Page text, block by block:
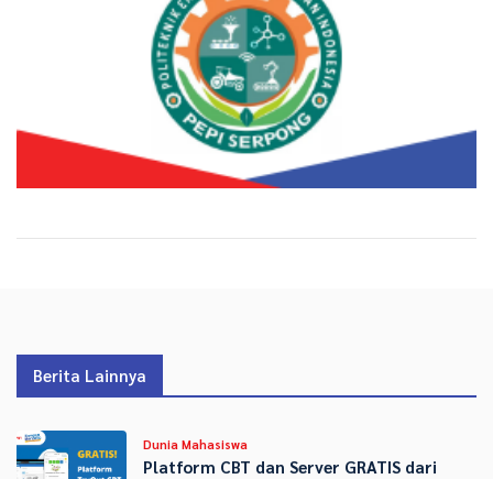
Berita Lainnya
Dunia Mahasiswa
Platform CBT dan Server GRATIS dari